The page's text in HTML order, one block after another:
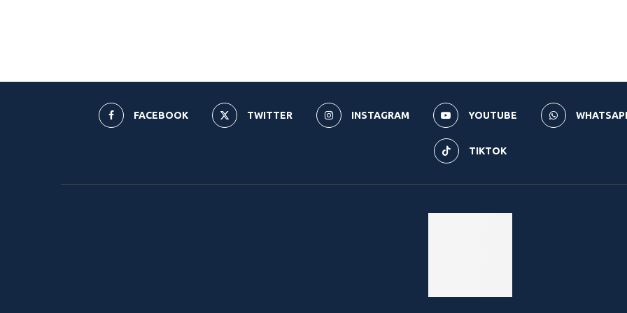
FACEBOOK TWITTER INSTAGRAM YOUTUBE
TIKTOK